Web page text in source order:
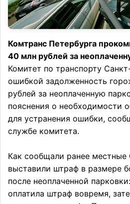
Комтранс Петербурга
40 млн рублей за
Комитет по транспорту
ошибкой задолженность
рублей за неоплаченную
пояснения о необходимости
для устранения ошибки,
службе комитета.
Как сообщали ранее
выставили штраф в размере
после неоплаченной
оплатила штраф вовремя,